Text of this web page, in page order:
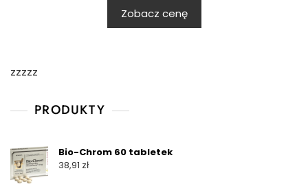
Zobacz cenę
zzzzz
PRODUKTY
Bio-Chrom 60 tabletek
38,91 zł